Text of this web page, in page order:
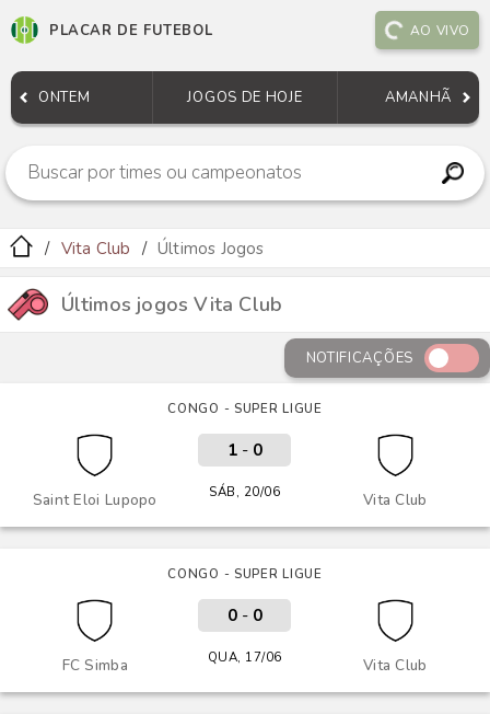
PLACAR DE FUTEBOL AO VIVO
ONTEM JOGOS DE HOJE AMANHÃ
Vita Club Últimos Jogos
Últimos jogos Vita Club
NOTIFICAÇÕES
CONGO - SUPER LIGUE
Saint Eloi Lupopo Vita Club
1- 0
SÁB, 20/06
CONGO - SUPER LIGUE
FC Simba Vita Club
0- 0
QUA, 17/06